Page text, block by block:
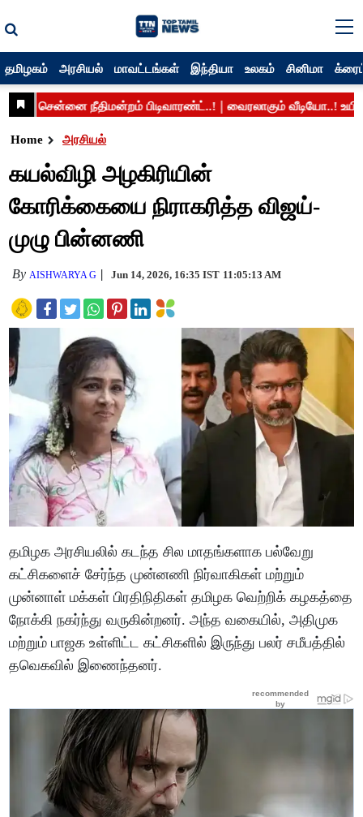
தமிழகம் அரசியல் மாவட்டங்கள் இந்தியா உலகம் சினிமா
Home அரசியல்
கயல்விழி அழகிரியின்
கோரிக்கையை நிராகரித்த விஜய்-
முழு பின்னணி
By AISHWARYA G Jun 14, 2026, 16:35 IST 11:05:13 AM
தமிழக அரசியலில் கடந்த சில மாதங்களாக பல்வேறு
கட்சிகளைச் சேர்ந்த முன்னணி நிர்வாகிகள் மற்றும்
முன்னாள் மக்கள் பிரதிநிதிகள் தமிழக வெற்றிக் கழகத்தை
நோக்கி நகர்ந்து வருகின்றனர். அந்த வகையில், அதிமுக
மற்றும் பாஜக உள்ளிட்ட கட்சிகளில் இருந்து பலர் சமீபத்தில்
தவெகவில் இணைந்தனர்.